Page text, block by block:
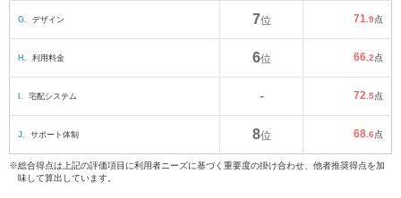
G. デザイン 7位 71 .9点
H. 利用料金 6位 66 .2点
I. 宅配システム - 72 .5点
J. サポート体制 8位 68 .6点
※総合得点は上記の評価項目に利用者ニーズに基づく重要度の掛け合わせ、他者推奨得点を加
味して算出しています。